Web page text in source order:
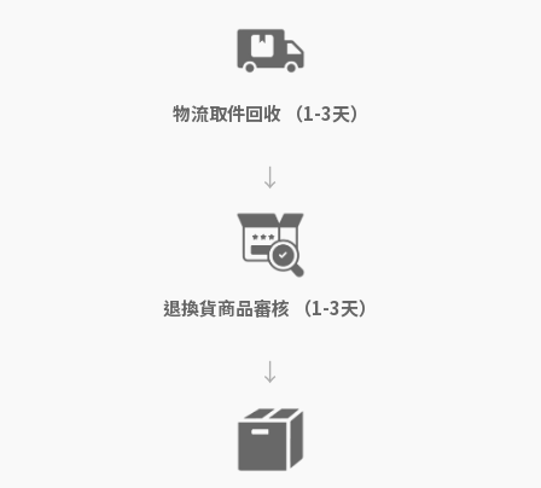
物流取件回收 （1-3天）
→
退換貨商品審核 （1-3天）
→